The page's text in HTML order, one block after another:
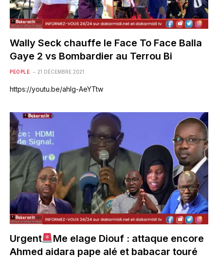
Wally Seck chauffe le Face To Face Balla
Gaye 2 vs Bombardier au Terrou Bi
PEOPLE 21 DÉCEMBRE 2021
https://youtu.be/ahlg-AeYTtw
Urgent
Me elage Diouf : attaque encore
Ahmed aidara pape alé et babacar touré